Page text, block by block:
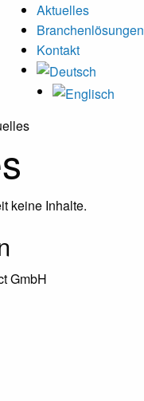
Aktuelles
Branchenlösungen
Kontakt
keine Inhalte.
GmbH